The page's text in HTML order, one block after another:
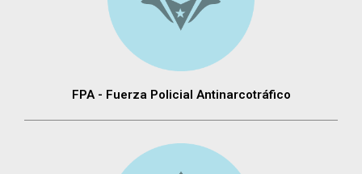
FPA - Fuerza Policial Antinarcotráfico